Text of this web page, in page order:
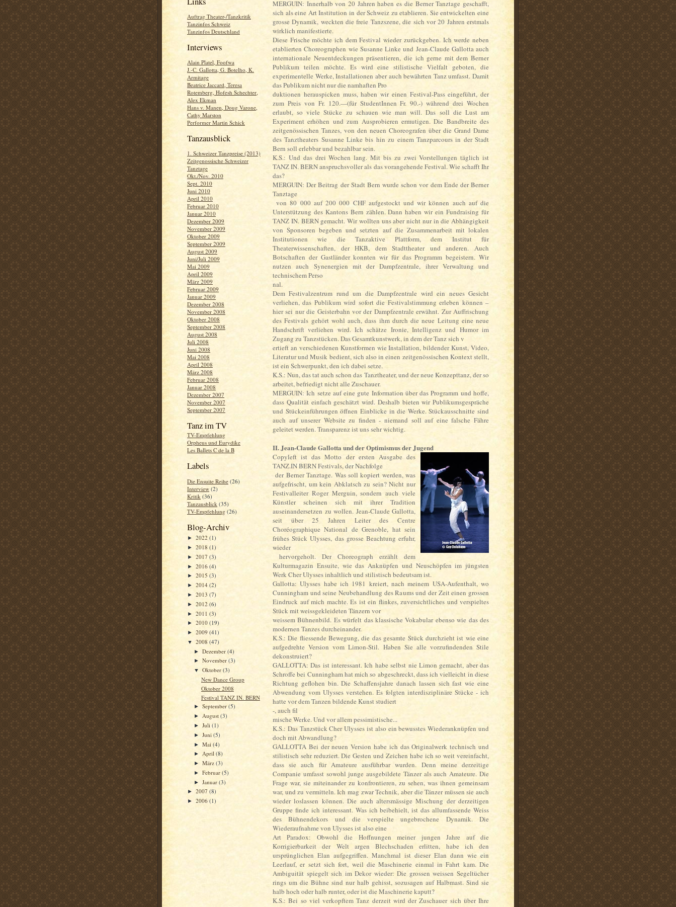
Auftrag Theater-/Tanzkritik
Tanzinfos Schweiz
Tanzinfos Deutschland
Interviews
Alain Platel, Foofwa
J.-C. Gallotta, G. Botelho, K.
Armitage
Beatrice Jaccard, Teresa
Rotemberg, Hofesh Schechter,
Alex Ekman
Hans v. Manen, Doug Varone,
Cathy Marston
Performer Martin Schick
Tanzausblick
1. Schweizer Tanzpreise (2013)
Zeitgenossische Schweizer
Tanztage
Okt./Nov. 2010
Sept. 2010
Juni 2010
April 2010
Februar 2010
Januar 2010
Dezember 2009
November 2009
Oktober 2009
September 2009
August 2009
Juni/Juli 2009
Mai 2009
April 2009
März 2009
Februar 2009
Januar 2009
Dezember 2008
November 2008
Oktober 2008
September 2008
August 2008
Juli 2008
Juni 2008
Mai 2008
April 2008
März 2008
Februar 2008
Januar 2008
Dezember 2007
November 2007
September 2007
Tanz im TV
TV-Empfehlung
Orpheus und Eurydike
Les Ballets C de la B
Labels
Die Ensuite Reihe (26)
Interview (2)
Kritik (36)
Tanzausblick (35)
TV-Empfehlung (26)
Blog-Archiv
► 2022 (1)
► 2018 (1)
► 2017 (3)
► 2016 (4)
► 2015 (3)
► 2014 (2)
► 2013 (7)
► 2012 (6)
► 2011 (3)
► 2010 (19)
► 2009 (41)
▼ 2008 (47)
►Dezember(4)
►November(3)
▼Oktober(3)
New Dance Group
Oktober 2008
Festival TANZ IN. BERN
►September(5)
► August(3)
►Juli(1)
►Juni(5)
►Mai(4)
► April(8)
►März(3)
►Februar(5)
►Januar(3)
► 2007 (8)
► 2006 (1)
MERGUIN: Innerhalb von 20 Jahren haben es die Berner Tanztage geschafft,
sich als eine Art Institution in der Schweiz zu etablieren. Sie entwickelten eine
grosse Dynamik, weckten die freie Tanzszene, die sich vor 20 Jahren erstmals
wirklich manifestierte.
Diese Frische möchte ich dem Festival wieder zurückgeben. Ich werde neben
etablierten Choreographen wie Susanne Linke und Jean-Claude Gallotta auch
internationale Neuentdeckungen präsentieren, die ich gerne mit dem Berner
Publikum teilen möchte. Es wird eine stilistische Vielfalt geboten, die
experimentelle Werke, Installationen aber auch bewährten Tanz umfasst. Damit
das Publikum nicht nur die namhaften Pro
duktionen herauspicken muss, haben wir einen Festival-Pass eingeführt, der
zum Preis von Fr. 120.—(für StudentInnen Fr. 90.-) während drei Wochen
erlaubt, so viele Stücke zu schauen wie man will. Das soll die Lust am
Experiment erhöhen und zum Ausprobieren ermutigen. Die Bandbreite des
zeitgenössischen Tanzes, von den neuen Choreografen über die Grand Dame
des Tanztheaters Susanne Linke bis hin zu einem Tanzparcours in der Stadt
Bern soll erlebbar und bezahlbar sein.
K.S.: Und das drei Wochen lang. Mit bis zu zwei Vorstellungen täglich ist
TANZ IN. BERN anspruchsvoller als das vorangehende Festival. Wie schafft Ihr
das?
MERGUIN: Der Beitrag der Stadt Bern wurde schon vor dem Ende der Berner
Tanztage
von 80 000 auf 200 000 CHF aufgestockt und wir können auch auf die
Unterstützung des Kantons Bern zählen. Dann haben wir ein Fundraising für
TANZ IN. BERN gemacht. Wir wollten uns aber nicht nur in die Abhängigkeit
von Sponsoren begeben und setzten auf die Zusammenarbeit mit lokalen
Institutionen wie die Tanzaktive Plattform, dem Institut für
Theaterwissenschaften, der HKB, dem Stadttheater und anderen. Auch
Botschaften der Gastländer konnten wir für das Programm begeistern. Wir
nutzen auch Synenergien mit der Dampfzentrale, ihrer Verwaltung und
technischem Perso
nal.
Dem Festivalzentrum rund um die Dampfzentrale wird ein neues Gesicht
verliehen, das Publikum wird sofort die Festivalstimmung erleben können –
hier sei nur die Geisterbahn vor der Dampfzentrale erwähnt. Zur Auffrischung
des Festivals gehört wohl auch, dass ihm durch die neue Leitung eine neue
Handschrift verliehen wird. Ich schätze Ironie, Intelligenz und Humor im
Zugang zu Tanzstücken. Das Gesamtkunstwerk, in dem der Tanz sich v
ertieft an verschiedenen Kunstformen wie Installation, bildender Kunst, Video,
Literatur und Musik bedient, sich also in einen zeitgenössischen Kontext stellt,
ist ein Schwerpunkt, den ich dabei setze.
K.S.: Nun, das tat auch schon das Tanztheater, und der neue Konzepttanz, der so
arbeitet, befriedigt nicht alle Zuschauer.
MERGUIN: Ich setze auf eine gute Information über das Programm und hoffe,
dass Qualität einfach geschätzt wird. Deshalb bieten wir Publikumsgespräche
und Stückeinführungen öffnen Einblicke in die Werke. Stückausschnitte sind
auch auf unserer Website zu finden - niemand soll auf eine falsche Fähre
geleitet werden. Transparenz ist uns sehr wichtig.
II. Jean-Claude Gallotta und der Optimismus der Jugend
Copyleft ist das Motto der ersten Ausgabe des
TANZ.IN BERN Festivals, der Nachfolge
der Berner Tanztage. Was soll kopiert werden, was
aufgefrischt, um kein Abklatsch zu sein? Nicht nur
Festivalleiter Roger Merguin, sondern auch viele
Künstler scheinen sich mit ihrer Tradition
auseinandersetzen zu wollen. Jean-Claude Gallotta,
seit über 25 Jahren Leiter des Centre
Choréographique National de Grenoble, hat sein
frühes Stück Ulysses, das grosse Beachtung erfuhr,
wieder
hervorgeholt. Der Choreograph erzählt dem
Kulturmagazin Ensuite, wie das Anknüpfen und Neuschöpfen im jüngsten
Werk Cher Ulysses inhaltlich und stilistisch bedeutsam ist.
Gallotta: Ulysses habe ich 1981 kreiert, nach meinem USA-Aufenthalt, wo
Cunningham und seine Neubehandlung des Raums und der Zeit einen grossen
Eindruck auf mich machte. Es ist ein flinkes, zuversichtliches und verspieltes
Stück mit weissgekleideten Tänzern vor
weissem Bühnenbild. Es würfelt das klassische Vokabular ebenso wie das des
modernen Tanzes durcheinander.
K.S.: Die fliessende Bewegung, die das gesamte Stück durchzieht ist wie eine
aufgedrehte Version vom Limon-Stil. Haben Sie alle vorzufindenden Stile
dekonstruiert?
GALLOTTA: Das ist interessant. Ich habe selbst nie Limon gemacht, aber das
Schroffe bei Cunningham hat mich so abgeschreckt, dass ich vielleicht in diese
Richtung geflohen bin. Die Schaffensjahre danach lassen sich fast wie eine
Abwendung vom Ulysses verstehen. Es folgten interdisziplinäre Stücke - ich
hatte vor dem Tanzen bildende Kunst studiert
-, auch fil
mische Werke. Und vor allem pessimistische...
K.S.: Das Tanzstück Cher Ulysses ist also ein bewusstes Wiederanknüpfen und
doch mit Abwandlung?
GALLOTTA Bei der neuen Version habe ich das Originalwerk technisch und
stilistisch sehr reduziert. Die Gesten und Zeichen habe ich so weit vereinfacht,
dass sie auch für Amateure ausführbar wurden. Denn meine derzeitige
Companie umfasst sowohl junge ausgebildete Tänzer als auch Amateure. Die
Frage war, sie miteinander zu konfrontieren, zu sehen, was ihnen gemeinsam
war, und zu vermitteln. Ich mag zwar Technik, aber die Tänzer müssen sie auch
wieder loslassen können. Die auch altersmässige Mischung der derzeitigen
Gruppe finde ich interessant. Was ich beibehielt, ist das allumfassende Weiss
des Bühnendekors und die verspielte ungebrochene Dynamik. Die
Wiederaufnahme von Ulysses ist also eine
Art Paradox: Obwohl die Hoffnungen meiner jungen Jahre auf die
Korrigierbarkeit der Welt argen Blechschaden erlitten, habe ich den
ursprünglichen Elan aufgegriffen. Manchmal ist dieser Elan dann wie ein
Leerlauf, er setzt sich fort, weil die Maschinerie einmal in Fahrt kam. Die
Ambiguität spiegelt sich im Dekor wieder: Die grossen weissen Segeltücher
rings um die Bühne sind nur halb gehisst, sozusagen auf Halbmast. Sind sie
halb hoch oder halb runter, oder ist die Maschinerie kaputt?
K.S.: Bei so viel verkopftem Tanz derzeit wird der Zuschauer sich über Ihre